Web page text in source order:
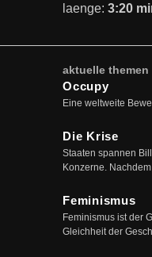
laenge: 3:20
aktuelle themen
Occupy
Eine weltweite
Die Krise
Staaten spannen
Konzerne.
Feminismus
Feminismus ist der
Gleichheit der